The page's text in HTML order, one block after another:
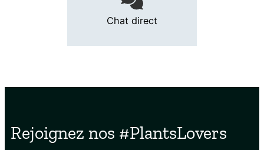
Chat direct
Rejoignez nos #PlantsLovers